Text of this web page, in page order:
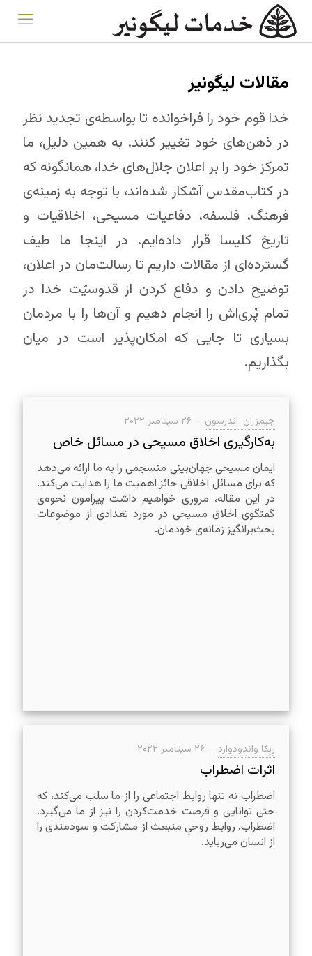
مقالات لیگونیر
خدا قوم خود را فراخوانده تا بواسطه‌ی تجدید نظر
در ذهن‌های خود تغییر کنند. به همین دلیل، ما
تمرکز خود را بر اعلان جلال‌های خدا، همانگونه که
در کتاب‌مقدس آشکار شده‌اند، با توجه به زمینه‌ی
فرهنگ، فلسفه، دفاعیات مسیحی، اخلاقیات و
تاریخ کلیسا قرار داده‌ایم. در اینجا ما طیف
گسترده‌ای از مقالات داریم تا رسالت‌مان در اعلان،
توضیح دادن و دفاع کردن از قدوسیّت خدا در
تمام پُری‌اش را انجام دهیم و آن‌ها را با مردمان
بسیاری تا جایی که امکان‌پذیر است در میان
بگذاریم.
جیمز اِن. اندرسون — ۲۶ سپتامبر ۲۰۲۲
به‌کارگیری اخلاق مسیحی در مسائل خاص
ایمان مسیحی جهان‌بینی منسجمی را به ما ارائه می‌دهد
که برای مسائل اخلاقی حائز اهمیت ما را هدایت می‌کند.
در این مقاله، مروری خواهیم داشت پیرامون نحوه‌ی‌
گفتگوی اخلاق مسیحی در مورد تعدادی از موضوعات
بحث‌برانگیز زمانه‌ی خودمان.
رِبِکا واندودوارد — ۲۶ سپتامبر ۲۰۲۲
اثرات اضطراب
اضطراب نه تنها روابط اجتماعی را از ما سلب می‌کند، که
حتی توانایی و فرصت خدمت‌کردن را نیز از ما می‌گیرد.
اضطراب، روابط روحیِ منبعث از مشارکت و سودمندی را
از انسان می‌رباید.